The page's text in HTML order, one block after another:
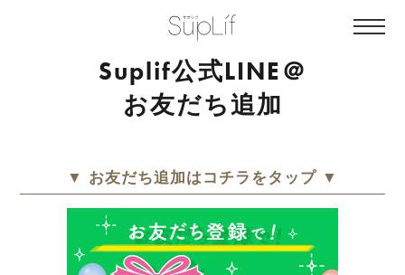
Suplif公式LINE＠
お友だち追加
▼ お友だち追加はコチラをタップ ▼